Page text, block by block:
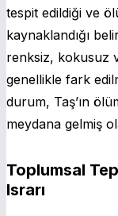
tespit edildiği ve
kaynaklandığı
renksiz, kokusuz
genellikle fark
durum, Taş’ın
meydana gelmiş
Toplumsal
Israrı